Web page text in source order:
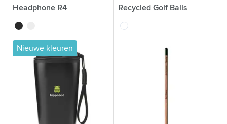
Headphone R4
noir
Recycled Golf Balls
blanc
Nieuwe kleuren